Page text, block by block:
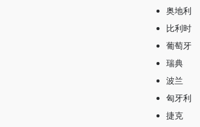
奥地利
比利时
葡萄牙
瑞典
波兰
匈牙利
捷克